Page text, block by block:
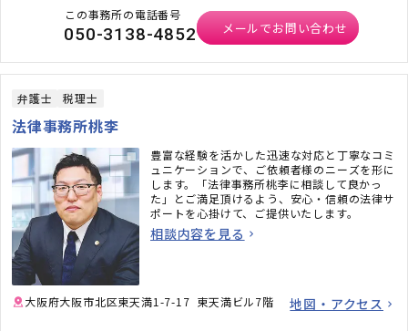
この事務所の電話番号
050-3138-4852 メールでお問い合わせ
弁護士 税理士
法律事務所桃李
豊富な経験を活かした迅速な対応と丁寧なコミ
ュニケーションで、ご依頼者様のニーズを形に
します。「法律事務所桃李に相談して良かっ
た」とご満足頂けるよう、安心・信頼の法律サ
ポートを心掛けて、ご提供いたします。
相談内容を見る
大阪府大阪市北区東天満1-7-17 東天満ビル7階 地図・アクセス